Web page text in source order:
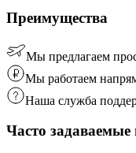
Преимущества
Мы предлагаем
Мы работаем
Наша служба
Часто